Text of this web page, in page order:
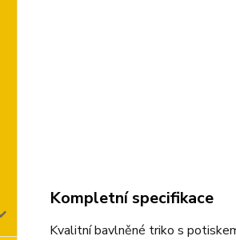
Kompletní specifikace
Kvalitní bavlněné triko s